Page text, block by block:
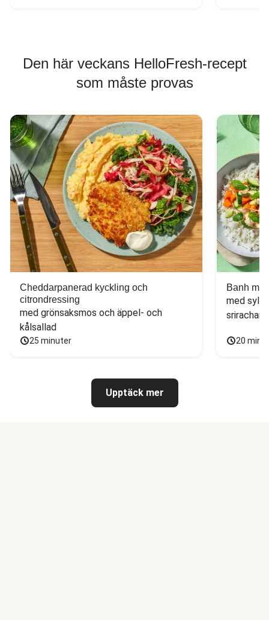
Den här veckans HelloFresh-recept
som måste provas
Cheddarpanerad kyckling och
citrondressing
med grönsaksmos och äppel- och
kålsallad
25 minuter
Banh mi-
med
20
Upptäck mer